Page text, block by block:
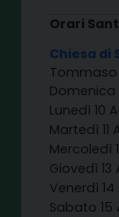
Orari
Chiesa di
Tommaso
Lunedì 10
Martedì 11
Mercoledì
Giovedì
Venerdì
Sabato 15